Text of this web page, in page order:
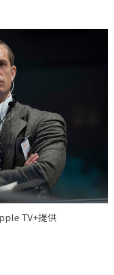
TV+提供